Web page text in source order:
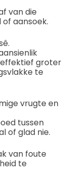
van die
aansoek.
groter
te
vrugte en
tussen
of glad nie.
van foute
te